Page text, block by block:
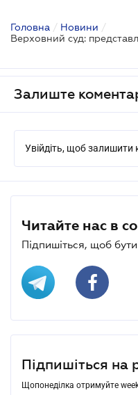
Головна / Новини /
Залиште
Увійдіть, щоб залишити
Читайте нас в
Підпишіться, щоб бути
Підпишіться на
Щопонеділка отримуйте